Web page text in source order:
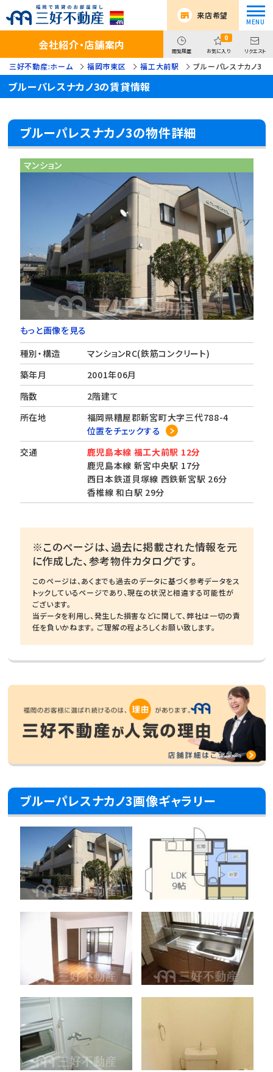
来店希望
会社紹介・店舗案内 閲覧履歴
0
お気に入り リクエスト
三好不動産:ホーム 福岡市東区 福工大前駅 ブルーパレスナカノ3
ブルーパレスナカノ3の賃貸情報
ブルーパレスナカノ3の物件詳細
マンション
もっと画像を見る
種別・構造
マンションRC(鉄筋コンクリート)
築年月
2001年06月
階数
2階建て
所在地
福岡県糟屋郡新宮町大字三代788-4
位置をチェックする
交通
鹿児島本線 福工大前駅 12分
鹿児島本線 新宮中央駅 17分
西日本鉄道貝塚線 西鉄新宮駅 26分
香椎線 和白駅 29分
※このページは、過去に掲載された情報を元
に作成した、参考物件カタログです。
このページは、あくまでも過去のデータに基づく参考データをス
トックしているページであり、現在の状況と相違する可能性が
ございます。
当データを利用し、発生した損害などに関して、弊社は一切の責
任を負いかねます。 ご理解の程よろしくお願い致します。
ブルーパレスナカノ3画像ギャラリー